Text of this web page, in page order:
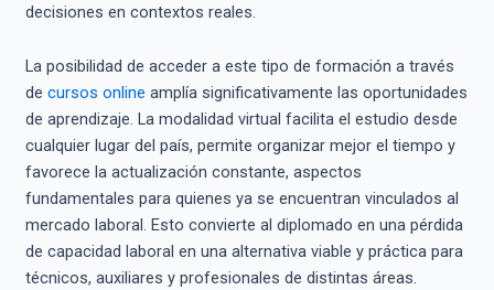
decisiones en contextos reales.
La posibilidad de acceder a este tipo de formación a través
de cursos online amplía significativamente las oportunidades
de aprendizaje. La modalidad virtual facilita el estudio desde
cualquier lugar del país, permite organizar mejor el tiempo y
favorece la actualización constante, aspectos
fundamentales para quienes ya se encuentran vinculados al
mercado laboral. Esto convierte al diplomado en una pérdida
de capacidad laboral en una alternativa viable y práctica para
técnicos, auxiliares y profesionales de distintas áreas.